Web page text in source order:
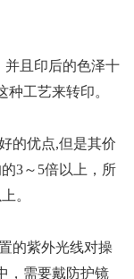
且印后的色泽十
工艺来转印。
的优点,但是其价
3～5倍以上，所
。
的紫外光线对操
，需要戴防护镜